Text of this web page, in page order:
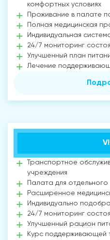
комфортных условиях
Проживание в палате
Полная медицинская
Индивидуальная
24/7 мониторинг
Улучшенный план
Лечение
Транспортное
учреждения
Палата для
Расширенное
Индивидуально
24/7 мониторинг
Улучшенный рацион
Курс поддерживающей